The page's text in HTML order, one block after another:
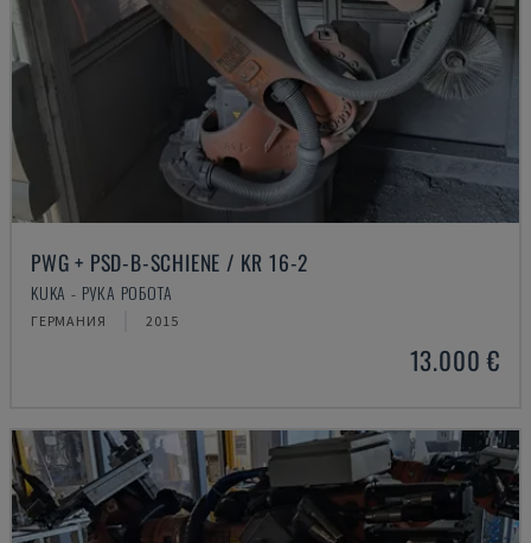
PWG + PSD-B-SCHIENE / KR 16-2
KUKA - РУКА РОБОТА
ГЕРМАНИЯ 2015
13.000 €